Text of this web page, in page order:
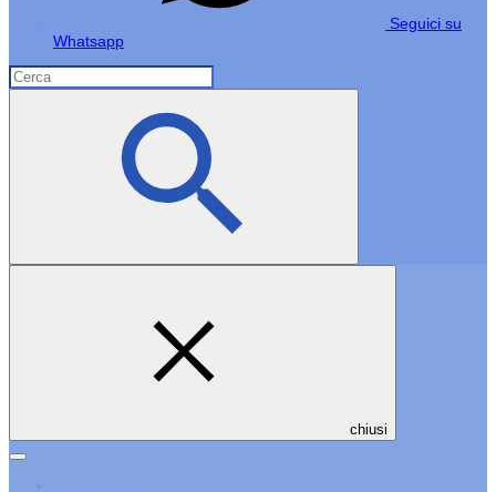
Seguici su
Whatsapp
chiusi